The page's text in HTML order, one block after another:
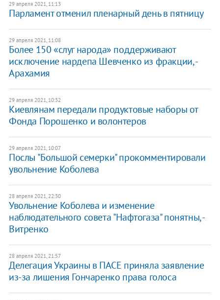
29 апреля 2021, 11:13
Парламент отменил пленарный день в пятницу
29 апреля 2021, 11:08
Более 150 «слуг народа» поддерживают
исключение нардепа Шевченко из фракции, -
Арахамия
29 апреля 2021, 10:32
Киевлянам передали продуктовые наборы от
Фонда Порошенко и волонтеров
29 апреля 2021, 10:07
Послы "Большой семерки" прокомментировали
увольнение Коболева
28 апреля 2021, 22:30
Увольнение Коболева и изменение
наблюдательного совета "Нафтогаза" понятны, -
Витренко
28 апреля 2021, 21:57
Делегация Украины в ПАСЕ приняла заявление
из-за лишения Гончаренко права голоса